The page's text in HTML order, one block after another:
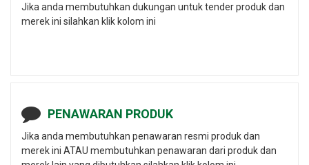
Jika anda membutuhkan dukungan untuk tender produk dan
merek ini silahkan klik kolom ini
PENAWARAN PRODUK
Jika anda membutuhkan penawaran resmi produk dan
merek ini ATAU membutuhkan penawaran dari produk dan